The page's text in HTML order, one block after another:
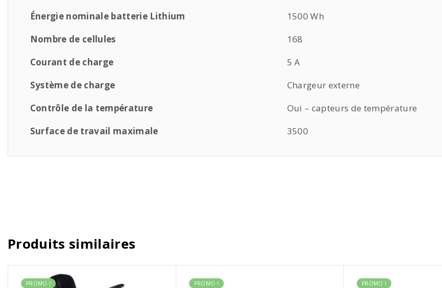
Énergie nominale batterie Lithium
1500 Wh
Nombre de cellules
168
Courant de charge
5 A
Système de charge
Chargeur externe
Contrôle de la température
Oui – capteurs de température
Surface de travail maximale
3500
Produits similaires
PROMO ! PROMO ! PROMO !